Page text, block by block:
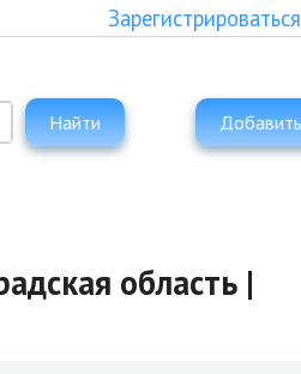
Зарегистрироваться
Найти
область |